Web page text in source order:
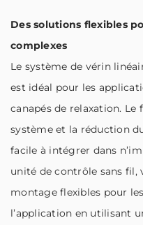
Des solutions flexibles
complexes
Le système de vérin
est idéal pour les
canapés de relaxation.
système et la réduction
facile à intégrer dans
unité de contrôle sans fil,
montage flexibles pour
l’application en utilisant